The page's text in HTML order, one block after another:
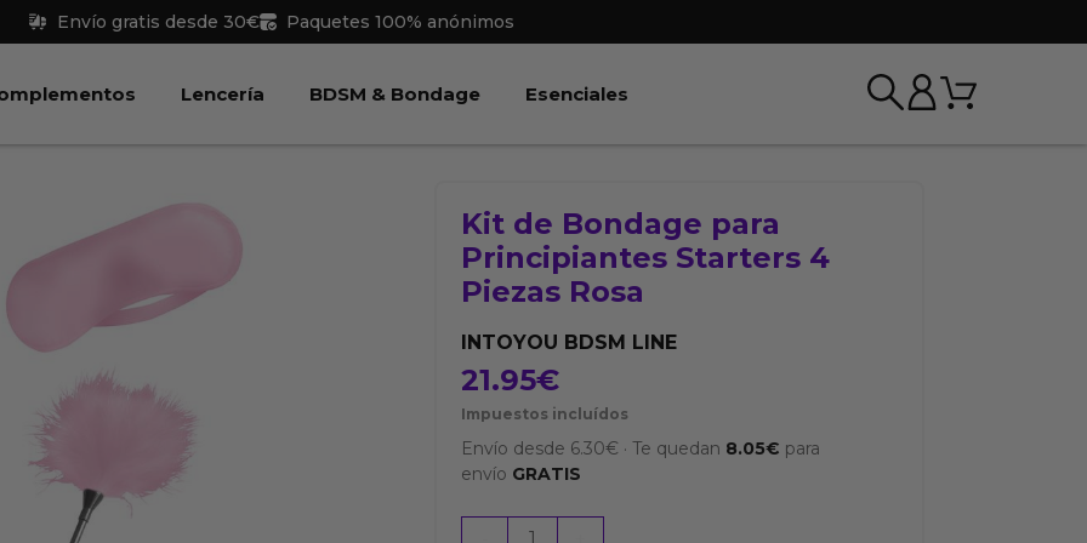
Envío gratis desde 30€ Paquetes 100% anónimos
Juguetes Abrir Complementos
Lencería Abrir Lencería
BDSM & Bondage Abrir BDSM & Bondage
Esenciales Carrito
Kit de Bondage para
Principiantes Starters 4
Piezas Rosa
INTOYOU BDSM LINE
21.95€
Impuestos incluídos
Envío desde 6.30€ ·Te quedan 8.05€ para
envío GRATIS